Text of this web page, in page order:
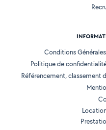
Conditions
Politique de
Référencement, classement